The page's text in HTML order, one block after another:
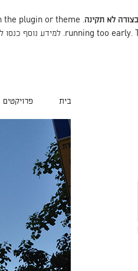
בצורה לא תקינה. Translation loading for the
the plugin or theme
running too early.
בית פרויקטים